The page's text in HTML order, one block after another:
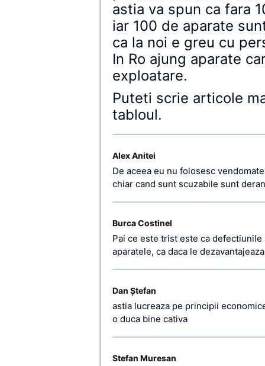
astia va spun ca fara
iar 100 de aparate
ca la noi e greu cu
In Ro ajung aparate
exploatare.
Puteti scrie articole
tabloul.
Alex Anitei
De aceea eu nu folosesc
chiar cand sunt scuzabile sunt
Burca Costinel
Pai ce este trist este ca
aparatele, ca daca le
Dan Ştefan
astia lucreaza pe principii
o duca bine cativa
Stefan Muresan